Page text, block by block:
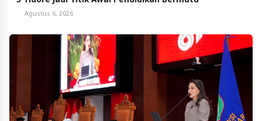
Agustus 6, 2026